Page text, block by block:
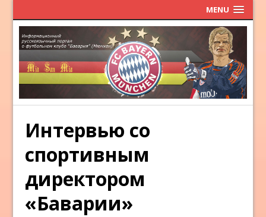
MENU
Интервью со
спортивным
директором
«Баварии»